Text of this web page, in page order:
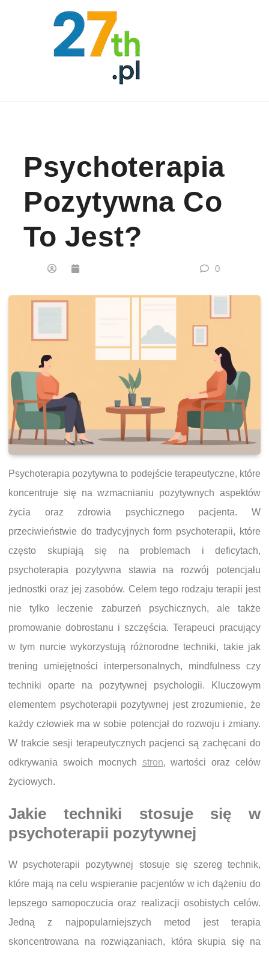
Psychoterapia
Pozytywna Co
To Jest?
0
Psychoterapia pozytywna to podejście terapeutyczne, które
koncentruje się na wzmacnianiu pozytywnych aspektów
życia oraz zdrowia psychicznego pacjenta. W
przeciwieństwie do tradycyjnych form psychoterapii, które
często skupiają się na problemach i deficytach,
psychoterapia pozytywna stawia na rozwój potencjału
jednostki oraz jej zasobów. Celem tego rodzaju terapii jest
nie tylko leczenie zaburzeń psychicznych, ale także
promowanie dobrostanu i szczęścia. Terapeuci pracujący
w tym nurcie wykorzystują różnorodne techniki, takie jak
trening umiejętności interpersonalnych, mindfulness czy
techniki oparte na pozytywnej psychologii. Kluczowym
elementem psychoterapii pozytywnej jest zrozumienie, że
każdy człowiek ma w sobie potencjał do rozwoju i zmiany.
W trakcie sesji terapeutycznych pacjenci są zachęcani do
odkrywania swoich mocnych stron, wartości oraz celów
życiowych.
Jakie techniki stosuje się w
psychoterapii pozytywnej
W psychoterapii pozytywnej stosuje się szereg technik,
które mają na celu wspieranie pacjentów w ich dążeniu do
lepszego samopoczucia oraz realizacji osobistych celów.
Jedną z najpopularniejszych metod jest terapia
skoncentrowana na rozwiązaniach, która skupia się na